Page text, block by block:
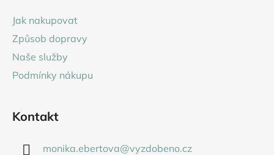
Jak nakupovat
Způsob dopravy
Naše služby
Podmínky nákupu
Kontakt
monika.ebertova@vyzdobeno.cz